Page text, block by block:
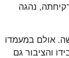
נהגה
אולם במעמדו
והציבור גם